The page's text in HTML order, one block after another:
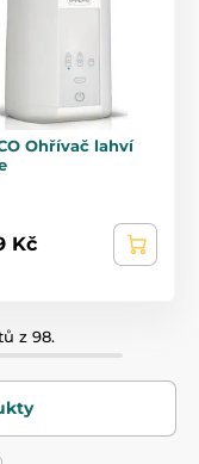
Ohřívač lahví
Kč
z 98.